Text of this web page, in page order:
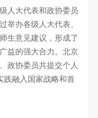
人大代表和政协委员
举办各级人大代表、
生意见建议，形成了
益的强大合力。北京
政协委员共提交个人
践融入国家战略和首